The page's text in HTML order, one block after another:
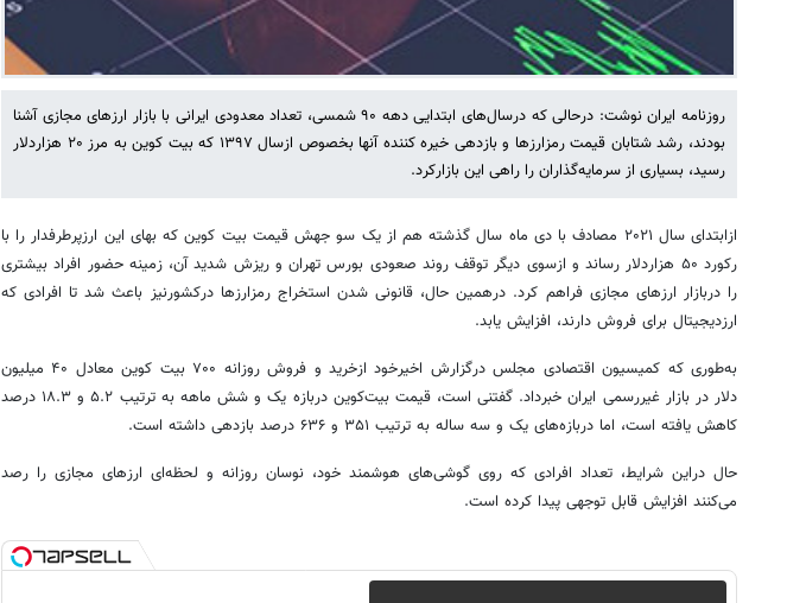
روزنامه ایران نوشت: درحالی که درسال‌های ابتدایی دهه ۹۰ شمسی، تعداد معدودی ایرانی با بازار ارزهای مجازی آشنا
بودند، رشد شتابان قیمت رمزارزها و بازدهی خیره کننده آنها بخصوص ازسال ۱۳۹۷ که بیت کوین به مرز ۲۰ هزاردلار
رسید، بسیاری از سرمایه‌گذاران را راهی این بازارکرد.
ازابتدای سال ۲۰۲۱ مصادف با دی ماه سال گذشته هم از یک سو جهش قیمت بیت کوین که بهای این ارزپرطرفدار را با
رکورد ۵۰ هزاردلار رساند و ازسوی دیگر توقف روند صعودی بورس تهران و ریزش شدید آن، زمینه حضور افراد بیشتری
را دربازار ارزهای مجازی فراهم کرد. درهمین حال، قانونی شدن استخراج رمزارزها درکشورنیز باعث شد تا افرادی که
ارزدیجیتال برای فروش دارند، افزایش یابد.
به‌طوری که کمیسیون اقتصادی مجلس درگزارش اخیرخود ازخرید و فروش روزانه ۷۰۰ بیت کوین معادل ۴۰ میلیون
دلار در بازار غیررسمی ایران خبرداد. گفتنی است، قیمت بیت‌کوین دربازه یک و شش ماهه به ترتیب ۵.۲ و ۱۸.۳ درصد
کاهش یافته است، اما دربازه‌های یک و سه ساله به ترتیب ۳۵۱ و ۶۳۶ درصد بازدهی داشته است.
حال دراین شرایط، تعداد افرادی که روی گوشی‌های هوشمند خود، نوسان روزانه و لحظه‌ای ارزهای مجازی را رصد
می‌کنند افزایش قابل توجهی پیدا کرده است.